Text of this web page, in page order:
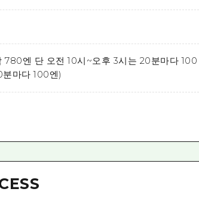
780엔 단 오전 10시~오후 3시는 20분마다 100
마다 100엔)